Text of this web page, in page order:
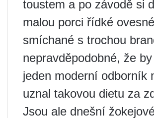
toustem a po závodě si
malou porci řídké
smíchané s trochou
nepravděpodobné, že
jeden moderní odborník
uznal takovou dietu za
Jsou ale dnešní